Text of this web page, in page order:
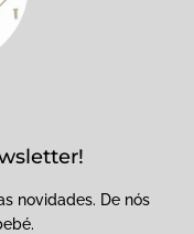
novidades. De nós